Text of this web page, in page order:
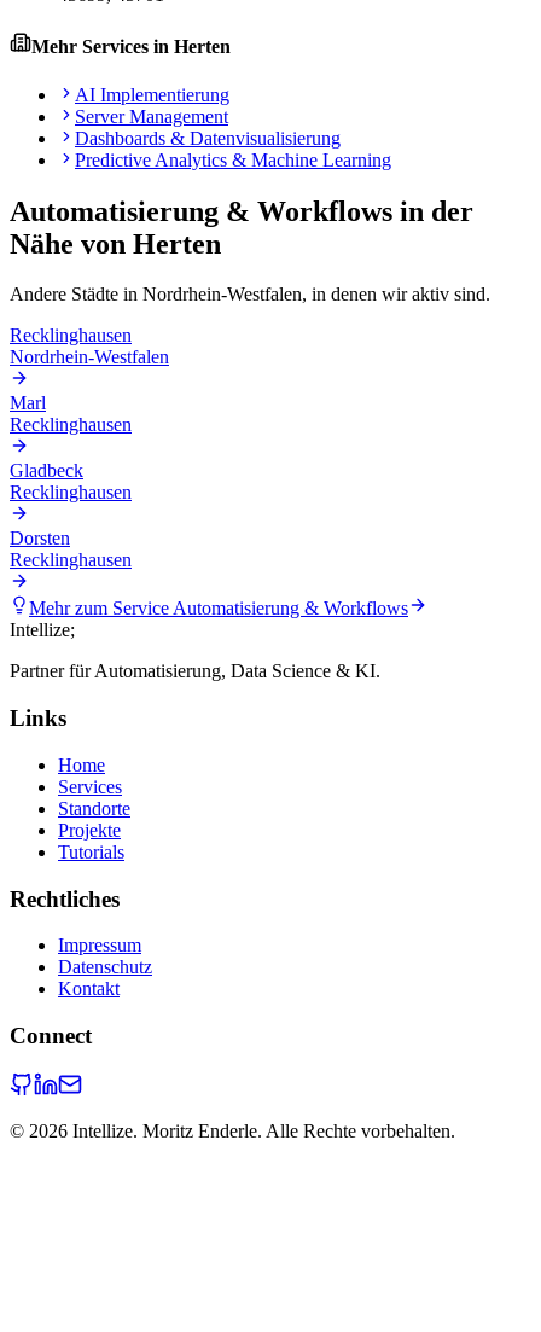
Mehr Services in Herten
AI Implementierung
Server Management
Dashboards & Datenvisualisierung
Predictive Analytics & Machine Learning
Automatisierung & Workflows in der
Nähe von Herten
Andere Städte in Nordrhein-Westfalen, in denen wir aktiv sind.
Recklinghausen
Nordrhein-Westfalen
Marl
Recklinghausen
Gladbeck
Recklinghausen
Dorsten
Recklinghausen
Mehr zum ServiceAutomatisierung & Workflows
Intellize;
Partner für Automatisierung, Data Science & KI.
Links
Home
Services
Standorte
Projekte
Tutorials
Rechtliches
Impressum
Datenschutz
Kontakt
Connect
© 2026 Intellize. Moritz Enderle. Alle Rechte vorbehalten.